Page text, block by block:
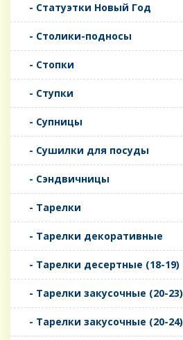
- Статуэтки Новый Год
- Столики-подносы
- Стопки
- Ступки
- Супницы
- Сушилки для посуды
- Сэндвичницы
- Тарелки
- Тарелки декоративные
- Тарелки десертные (18-19)
- Тарелки закусочные (20-23)
- Тарелки закусочные (20-24)